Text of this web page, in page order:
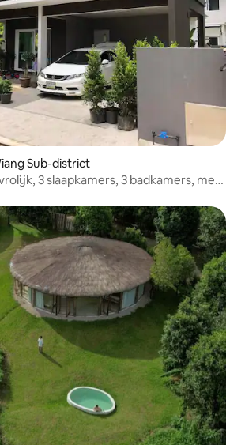
Sub-district
3 slaapkamers, 3 badkamers, met